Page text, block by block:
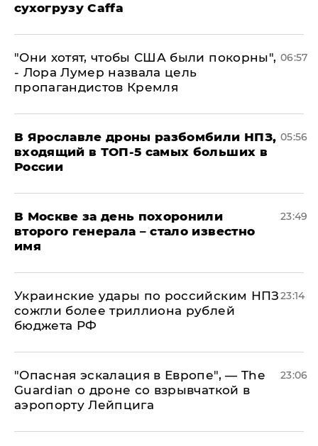
сухогрузу Caffa
"Они хотят, чтобы США были покорны",
- Лора Лумер назвала цель
пропагандистов Кремля
06:57
В Ярославле дроны разбомбили НПЗ,
входящий в ТОП-5 самых больших в
России
05:56
В Москве за день похоронили
второго генерала – стало известно
имя
23:49
Украинские удары по российским НПЗ
сожгли более триллиона рублей
бюджета РФ
23:14
"Опасная эскалация в Европе", — The
Guardian о дроне со взрывчаткой в
аэропорту Лейпцига
23:06